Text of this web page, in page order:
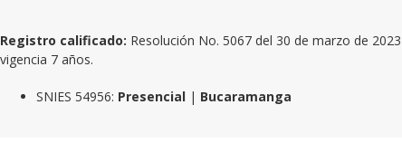
Registro calificado: Resolución No. 5067 del 30 de marzo de
vigencia 7 años.
SNIES 54956: Presencial | Bucaramanga